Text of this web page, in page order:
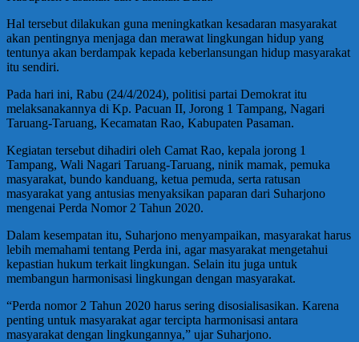
Hal tersebut dilakukan guna meningkatkan kesadaran masyarakat
akan pentingnya menjaga dan merawat lingkungan hidup yang
tentunya akan berdampak kepada keberlansungan hidup masyarakat
itu sendiri.
Pada hari ini, Rabu (24/4/2024), politisi partai Demokrat itu
melaksanakannya di Kp. Pacuan II, Jorong 1 Tampang, Nagari
Taruang-Taruang, Kecamatan Rao, Kabupaten Pasaman.
Kegiatan tersebut dihadiri oleh Camat Rao, kepala jorong 1
Tampang, Wali Nagari Taruang-Taruang, ninik mamak, pemuka
masyarakat, bundo kanduang, ketua pemuda, serta ratusan
masyarakat yang antusias menyaksikan paparan dari Suharjono
mengenai Perda Nomor 2 Tahun 2020.
Dalam kesempatan itu, Suharjono menyampaikan, masyarakat harus
lebih memahami tentang Perda ini, agar masyarakat mengetahui
kepastian hukum terkait lingkungan. Selain itu juga untuk
membangun harmonisasi lingkungan dengan masyarakat.
“Perda nomor 2 Tahun 2020 harus sering disosialisasikan. Karena
penting untuk masyarakat agar tercipta harmonisasi antara
masyarakat dengan lingkungannya,” ujar Suharjono.